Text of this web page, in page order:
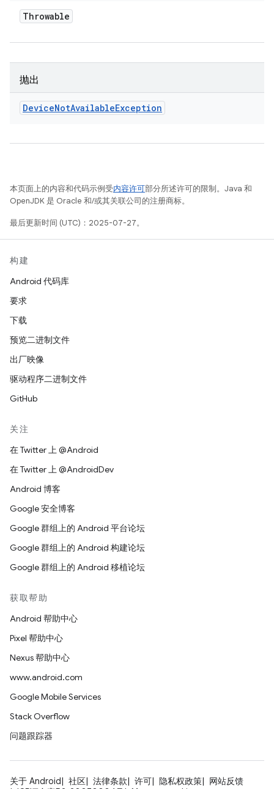
Throwable
抛出
DeviceNotAvailableException
本页面上的内容和代码示例受内容许可部分所述许可的限制。Java 和
OpenJDK 是 Oracle 和/或其关联公司的注册商标。
最后更新时间 (UTC)：2025-07-27。
构建
Android 代码库
要求
下载
预览二进制文件
出厂映像
驱动程序二进制文件
GitHub
关注
在 Twitter 上 @Android
在 Twitter 上 @AndroidDev
Android 博客
Google 安全博客
Google 群组上的 Android 平台论坛
Google 群组上的 Android 构建论坛
Google 群组上的 Android 移植论坛
获取帮助
Android 帮助中心
Pixel 帮助中心
Nexus 帮助中心
www.android.com
Google Mobile Services
Stack Overflow
问题跟踪器
关于 Android 社区 法律条款 许可 隐私权政策
网站反馈